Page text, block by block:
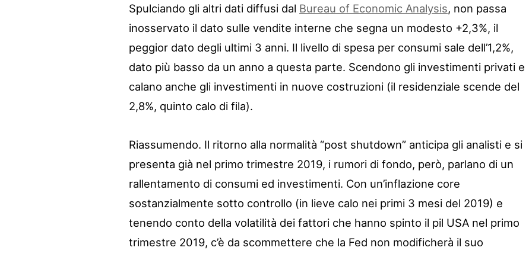
Spulciando gli altri dati diffusi dal Bureau of Economic Analysis, non passa
inosservato il dato sulle vendite interne che segna un modesto +2,3%, il
peggior dato degli ultimi 3 anni. Il livello di spesa per consumi sale dell’1,2%,
dato più basso da un anno a questa parte. Scendono gli investimenti privati e
calano anche gli investimenti in nuove costruzioni (il residenziale scende del
2,8%, quinto calo di fila).
Riassumendo. Il ritorno alla normalità “post shutdown” anticipa gli analisti e si
presenta già nel primo trimestre 2019, i rumori di fondo, però, parlano di un
rallentamento di consumi ed investimenti. Con un’inflazione core
sostanzialmente sotto controllo (in lieve calo nei primi 3 mesi del 2019) e
tenendo conto della volatilità dei fattori che hanno spinto il pil USA nel primo
trimestre 2019, c’è da scommettere che la Fed non modificherà il suo